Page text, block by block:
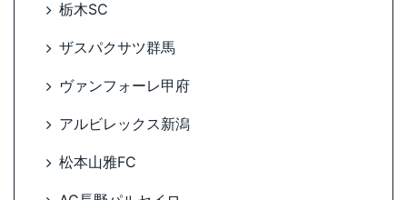
栃木SC
ザスパクサツ群馬
ヴァンフォーレ甲府
アルビレックス新潟
松本山雅FC